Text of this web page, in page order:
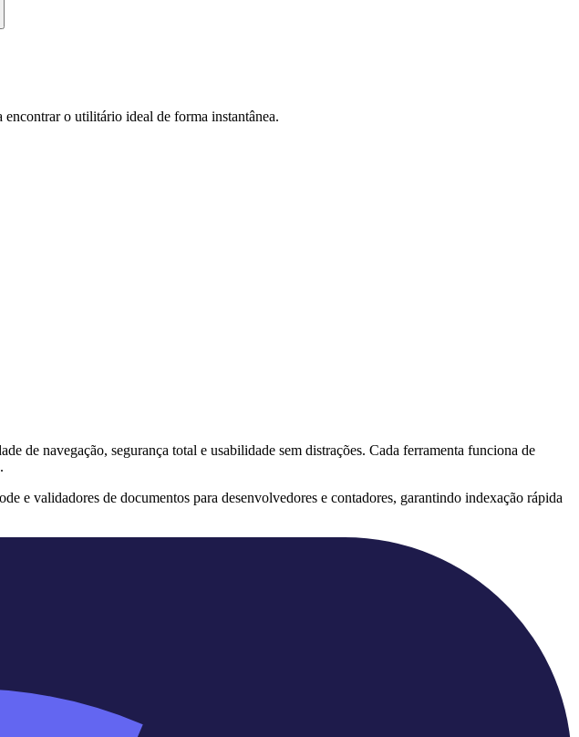
encontrar o utilitário ideal de forma instantânea.
de navegação, segurança total e usabilidade sem distrações. Cada ferramenta funciona de
e validadores de documentos para desenvolvedores e contadores, garantindo indexação rápida